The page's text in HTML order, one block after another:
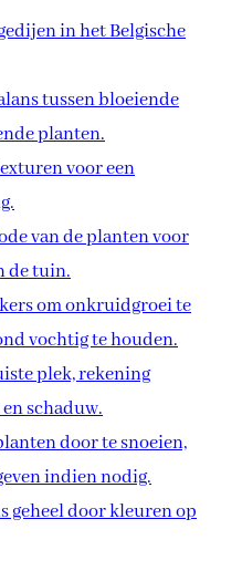
in het Belgische
tussen bloeiende
planten.
voor een
van de planten voor
de tuin.
om onkruidgroei te
vochtig te houden.
plek, rekening
schaduw.
door te snoeien,
indien nodig.
geheel door kleuren op